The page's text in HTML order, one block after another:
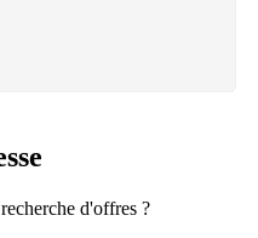
d'offres ?